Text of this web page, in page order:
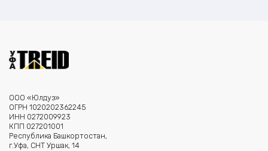
ООО «Юлдуз»
ОГРН 1020202362245
ИНН 0272009923
КПП 027201001
Республика Башкортостан,
г.Уфа, СНТ Уршак, 14